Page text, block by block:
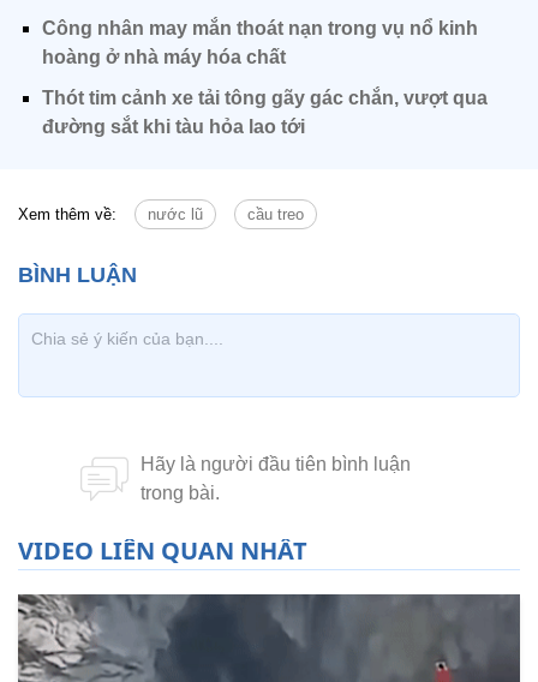
Công nhân may mắn thoát nạn trong vụ nổ kinh
hoàng ở nhà máy hóa chất
Thót tim cảnh xe tải tông gãy gác chắn, vượt qua
đường sắt khi tàu hỏa lao tới
Xem thêm về: nước lũ cầu treo
VIDEO LIÊN QUAN NHẤT